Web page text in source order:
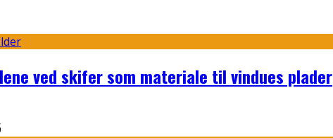
ved skifer som materiale til vindues plader